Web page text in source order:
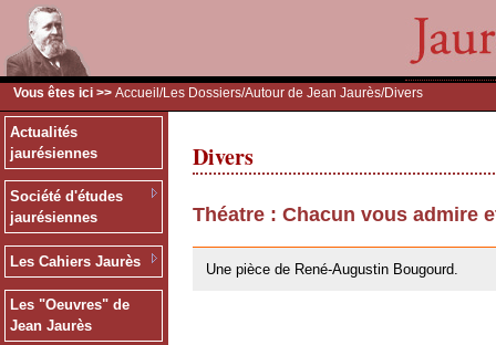
Vous êtes ici >> Accueil /Les Dossiers/Autour de Jean Jaurès/Divers
Actualités
jaurésiennes
Société d'études
jaurésiennes
Les Cahiers Jaurès
Les "Oeuvres" de
Jean Jaurès
Divers
Théatre : Chacun vous admire
Une pièce de René-Augustin Bougourd.